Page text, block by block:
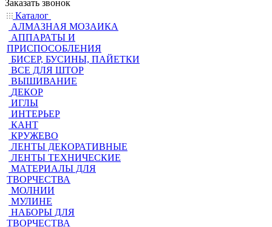
Заказать звонок
Каталог
АЛМАЗНАЯ МОЗАИКА
АППАРАТЫ И
ПРИСПОСОБЛЕНИЯ
БИСЕР, БУСИНЫ, ПАЙЕТКИ
ВСЕ ДЛЯ ШТОР
ВЫШИВАНИЕ
ДЕКОР
ИГЛЫ
ИНТЕРЬЕР
КАНТ
КРУЖЕВО
ЛЕНТЫ ДЕКОРАТИВНЫЕ
ЛЕНТЫ ТЕХНИЧЕСКИЕ
МАТЕРИАЛЫ ДЛЯ
ТВОРЧЕСТВА
МОЛНИИ
МУЛИНЕ
НАБОРЫ ДЛЯ
ТВОРЧЕСТВА